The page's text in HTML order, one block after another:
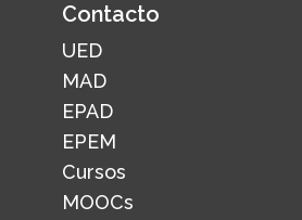
Contacto
UED
MAD
EPAD
EPEM
Cursos
MOOCs